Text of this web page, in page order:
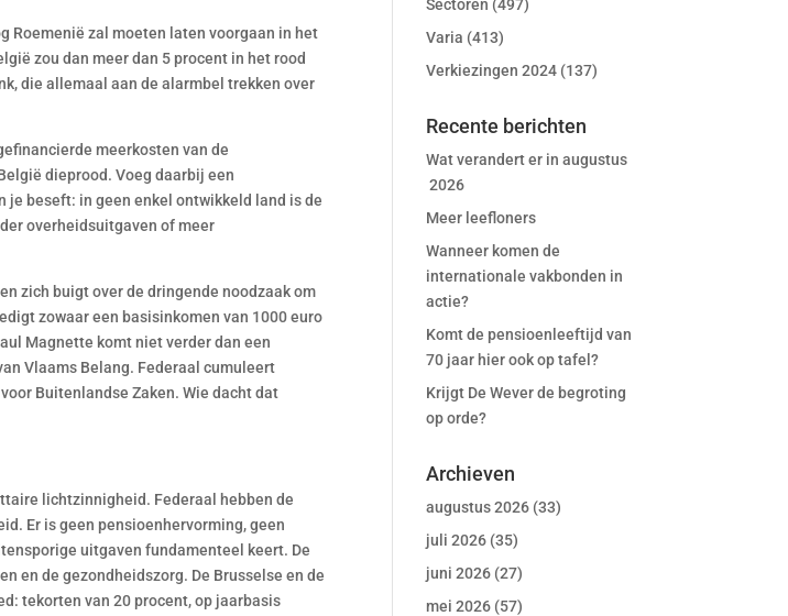
Roemenië zal moeten laten voorgaan in het
zou dan meer dan 5 procent in het rood
die allemaal aan de alarmbel trekken over
meerkosten van de
dieprood. Voeg daarbij een
beseft: in geen enkel ontwikkeld land is de
overheidsuitgaven of meer
zich buigt over de dringende noodzaak om
zowaar een basisinkomen van 1000 euro
Magnette komt niet verder dan een
Vlaams Belang. Federaal cumuleert
Buitenlandse Zaken. Wie dacht dat
lichtzinnigheid. Federaal hebben de
Er is geen pensioenhervorming, geen
uitgaven fundamenteel keert. De
en de gezondheidszorg. De Brusselse en de
tekorten van 20 procent, op jaarbasis
Sectoren (497)
Varia (413)
Verkiezingen 2024 (137)
Recente berichten
Wat verandert er in augustus
2026
Meer leefloners
Wanneer komen de
internationale vakbonden in
actie?
Komt de pensioenleeftijd van
70 jaar hier ook op tafel?
Krijgt De Wever de begroting
op orde?
Archieven
augustus 2026 (33)
juli 2026 (35)
juni 2026 (27)
mei 2026 (57)